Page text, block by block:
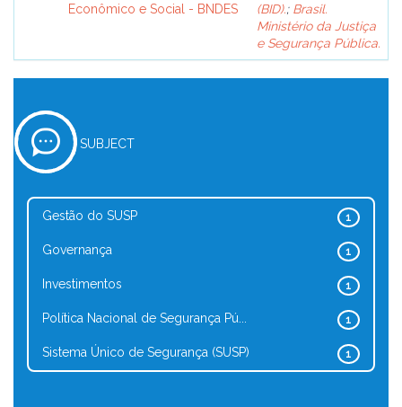
Econômico e Social - BNDES
(BID).; Brasil.
Ministério da Justiça
e Segurança Pública.
SUBJECT
1
Gestão do SUSP
1
Governança
1
Investimentos
1
Política Nacional de Segurança Pú...
1
Sistema Único de Segurança (SUSP)